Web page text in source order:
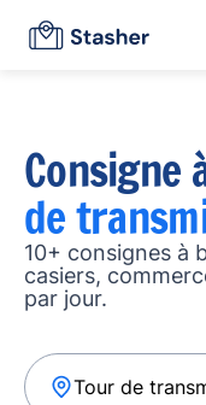
Consigne
de
10+ consignes à
casiers,
par jour.